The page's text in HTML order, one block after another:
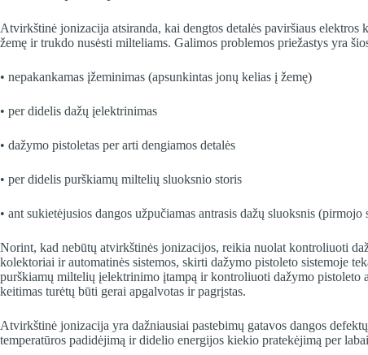
Atvirkštinė jonizacija atsiranda, kai dengtos detalės paviršiaus
žemę ir trukdo nusėsti milteliams. Galimos problemos priežastys yra
• nepakankamas įžeminimas (apsunkintas jonų kelias į žemę)
• per didelis dažų įelektrinimas
• dažymo pistoletas per arti dengiamos detalės
• per didelis purškiamų miltelių sluoksnio storis
• ant sukietėjusios dangos užpučiamas antrasis dažų sluoksnis
Norint, kad nebūtų atvirkštinės jonizacijos, reikia nuolat kontroliuoti
kolektoriai ir automatinės sistemos, skirti dažymo pistoleto sistemoje
purškiamų miltelių įelektrinimo įtampą ir kontroliuoti dažymo pistoleto
keitimas turėtų būti gerai apgalvotas ir pagrįstas.
Atvirkštinė jonizacija yra dažniausiai pastebimų gatavos dangos
temperatūros padidėjimą ir didelio energijos kiekio pratekėjimą per